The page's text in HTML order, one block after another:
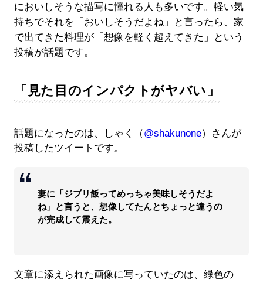
においしそうな描写に憧れる人も多いです。軽い気
持ちでそれを「おいしそうだよね」と言ったら、家
で出てきた料理が「想像を軽く超えてきた」という
投稿が話題です。
「見た目のインパクトがヤバい」
話題になったのは、しゃく（@shakunone）さんが
投稿したツイートです。
妻に「ジブリ飯ってめっちゃ美味しそうだよ
ね」と言うと、想像してたんとちょっと違うの
が完成して震えた。
文章に添えられた画像に写っていたのは、緑色の